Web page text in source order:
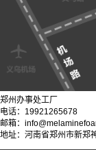
郑州办事处工厂
电话：19921265678
邮箱：
地址：河南省郑州市新郑